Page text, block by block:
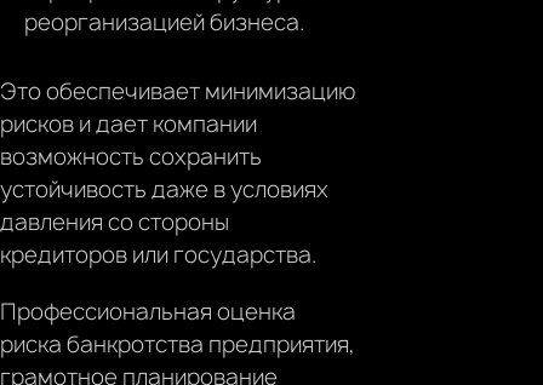
реорганизацией бизнеса.
Это обеспечивает минимизацию
рисков и дает компании
возможность сохранить
устойчивость даже в условиях
давления со стороны
кредиторов или государства.
Профессиональная оценка
риска банкротства предприятия,
грамотное планирование